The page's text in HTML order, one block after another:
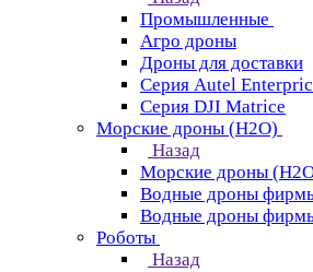
Промышленные
Агро дроны
Дроны для доставки
Серия Autel
Серия DJI Matrice
Морские дроны (H2O)
Назад
Морские дроны
Водные дроны
Водные дроны
Роботы
Назад